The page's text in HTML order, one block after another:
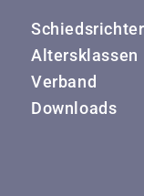
Schiedsrichter
Altersklassen
Verband
Downloads